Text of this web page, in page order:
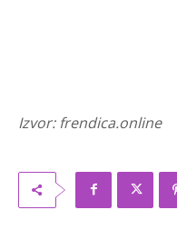
Izvor: frendica.online